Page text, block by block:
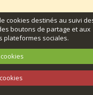
cookies destinés au suivi
boutons de partage et aux
plateformes sociales.